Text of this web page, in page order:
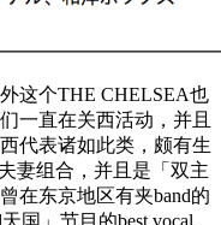
这个THE CHELSEA也
一直在关西活动，并且
代表诸如此类，颇有生
妻组合，并且是「双主
在东京地区有夹band的
国」节目的best vocal